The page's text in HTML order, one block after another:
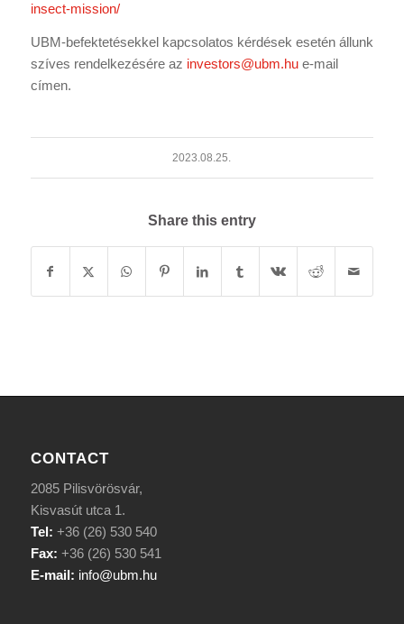
insect-mission/
UBM-befektetésekkel kapcsolatos kérdések esetén állunk
szíves rendelkezésére az investors@ubm.hue-mail
címen.
2023.08.25.
Share this entry
CONTACT
2085 Pilisvörösvár,
Kisvasút utca 1.
Tel: +36 (26) 530 540
Fax: +36 (26) 530 541
E-mail: info@ubm.hu